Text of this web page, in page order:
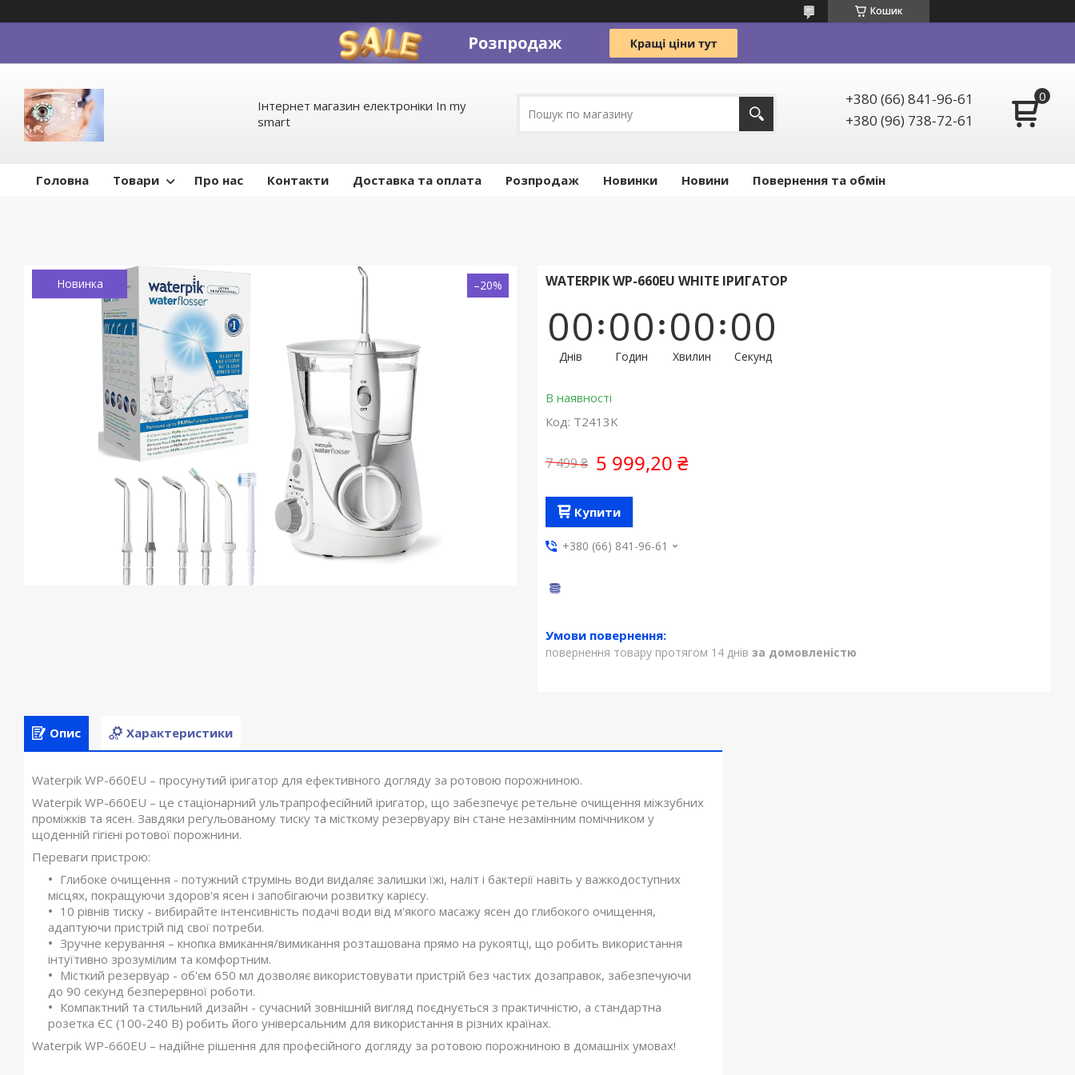
Кошик
Інтернет магазин електроніки In my
smart
+380 (66) 841-96-61
+380 (96) 738-72-61
Головна Товари Про нас Контакти Доставка та оплата Pозпродаж Новинки Новини Повернення та обмін
Новинка –20% WATERPIK WP-660EU WHITE ІРИГАТОР
00
Днів
00
Годин
00
Хвилин
00
Секунд
В наявності
Код: T2413K
7 499 ₴ 5 999,20 ₴
Купити
+380 (66) 841-96-61
повернення товару протягом 14 днів за домовленістю
Опис Характеристики
Waterpik WP-660EU – просунутий іригатор для ефективного догляду за ротовою порожниною.
Waterpik WP-660EU – це стаціонарний ультрапрофесійний іригатор, що забезпечує ретельне очищення міжзубних
проміжків та ясен. Завдяки регульованому тиску та місткому резервуару він стане незамінним помічником у
щоденній гігієні ротової порожнини.
Переваги пристрою:
Глибоке очищення - потужний струмінь води видаляє залишки їжі, наліт і бактерії навіть у важкодоступних
місцях, покращуючи здоров'я ясен і запобігаючи розвитку карієсу.
10 рівнів тиску - вибирайте інтенсивність подачі води від м'якого масажу ясен до глибокого очищення,
адаптуючи пристрій під свої потреби.
Зручне керування – кнопка вмикання/вимикання розташована прямо на рукоятці, що робить використання
інтуїтивно зрозумілим та комфортним.
Місткий резервуар - об'єм 650 мл дозволяє використовувати пристрій без частих дозаправок, забезпечуючи
до 90 секунд безперервної роботи.
Компактний та стильний дизайн - сучасний зовнішній вигляд поєднується з практичністю, а стандартна
розетка ЄС (100-240 В) робить його універсальним для використання в різних країнах.
Waterpik WP-660EU – надійне рішення для професійного догляду за ротовою порожниною в домашніх умовах!